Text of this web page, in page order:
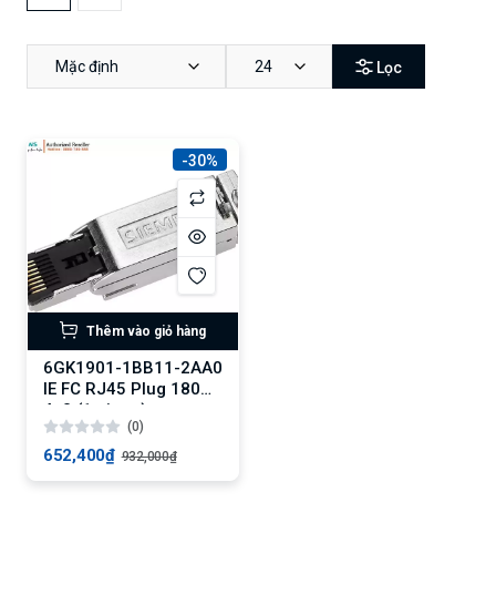
Mặc định 24 Lọc
-30%
Thêm vào giỏ hàng
6GK1901-1BB11-2AA0
IE FC RJ45 Plug 180
4x2 (1 piece)
(0)
652,400₫ 932,000₫